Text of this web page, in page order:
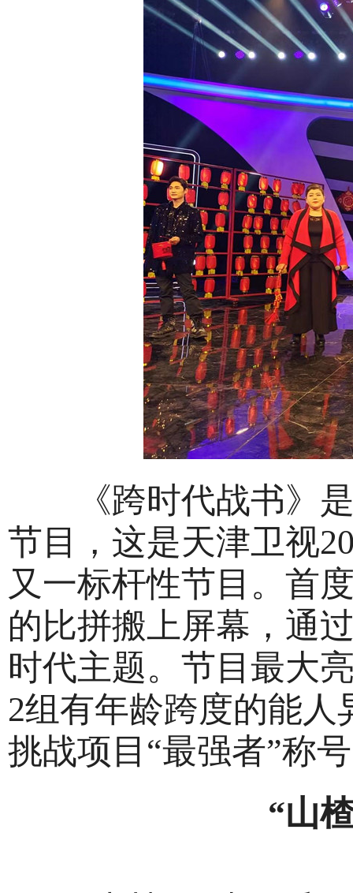
《跨时代战书》是
节目，这是天津卫视
又一标杆性节目。首
的比拼搬上屏幕，通
时代主题。节目最大
2组有年龄跨度的能
挑战项目“最强者”称
“山